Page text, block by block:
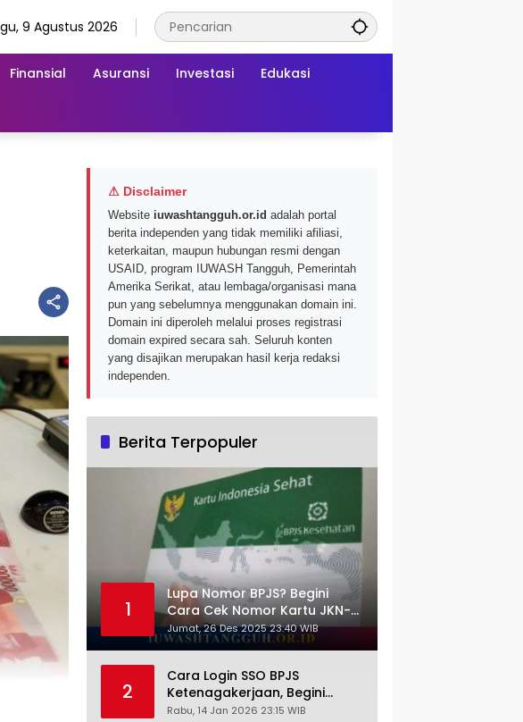
9 Agustus 2026
Finansial Asuransi Investasi Edukasi
⚠ Disclaimer
Website iuwashtangguh.or.id adalah portal
berita independen yang tidak memiliki afiliasi,
keterkaitan, maupun hubungan resmi dengan
USAID, program IUWASH Tangguh, Pemerintah
Amerika Serikat, atau lembaga/organisasi mana
pun yang sebelumnya menggunakan domain ini.
Domain ini diperoleh melalui proses registrasi
domain expired secara sah. Seluruh konten
yang disajikan merupakan hasil kerja redaksi
independen.
Berita Terpopuler
1
Lupa Nomor BPJS? Begini
Cara Cek Nomor Kartu JKN-
KIS dengan NIK KTP
Jumat, 26 Des 2025 23:40 WIB
2
Cara Login SSO BPJS
Ketenagakerjaan, Begini
Tutorial Lengkap dan
Rabu, 14 Jan 2026 23:15 WIB